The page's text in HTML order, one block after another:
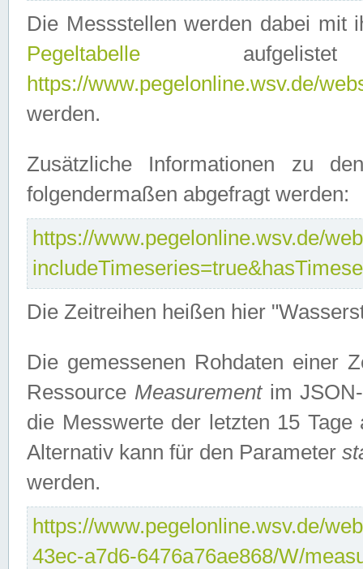
Die Messstellen werden dabei mit
Pegeltabelle
https://www.pegelonline.wsv.de/
werden.
Zusätzliche Informationen zu
folgendermaßen abgefragt werden:
https://www.pegelonline.wsv.de/
Die Zeitreihen heißen hier
Die gemessenen Rohdaten einer
Ressource Measurementim JSON-
die Messwerte der letzten 15
Alternativ kann für den Parameter
werden.
https://www.pegelonline.wsv.de/
43ec-a7d6-6476a76ae868/W/